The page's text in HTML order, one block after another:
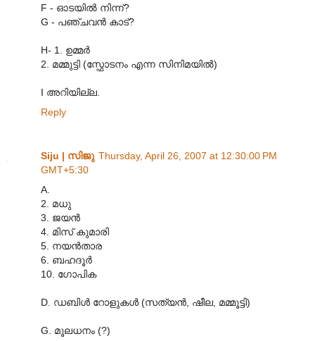
F - ഓടയില്‍ നിന്ന്?
G - പഞ്ചവന്‍ കാട്‌?
H- 1. ഉമ്മര്‍
2. മമ്മുട്ടി (സ്ഫോടനം എന്ന സിനിമയില്‍)
I അറിയില്ല.
Reply
Siju | സിജു Thursday, April 26, 2007 at 12:30:00 PM
GMT+5:30
A.
2. മധു
3. ജയന്‍
4. മിസ് കുമാരി
5. നയന്‍‌താര
6. ബഹദൂര്‍
10. ഗോപിക
D. ഡബിള്‍ റോളുകള്‍ (സത്യന്‍, ഷീല, മമ്മൂട്ടി)
G. മൂലധനം (?)